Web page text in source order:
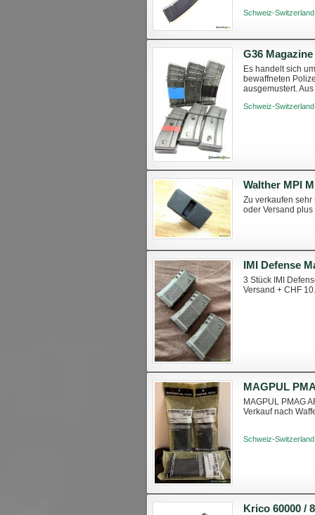
Schweiz-
G36
Es handelt sich
bewaffneten
ausgemustert.
Schweiz-
Walther MPl
Zu verkaufen
oder Versand
IMI Defense
3 Stück IMI
Versand + CHF
MAGPUL PMAG
Verkauf nach
Schweiz-
Krico 60000 /